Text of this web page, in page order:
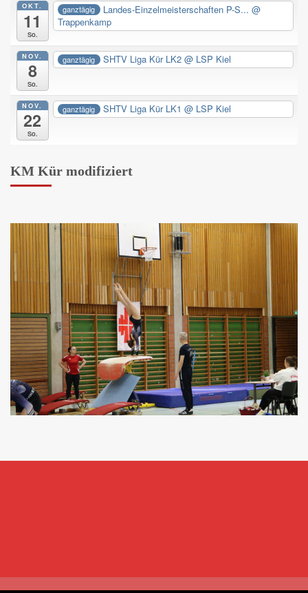
OKT.
11
So.
ganztägig Landes-Einzelmeisterschaften P-S...@
Trappenkamp
NOV.
8
So.
ganztägig SHTV Liga Kür LK2@ LSP Kiel
NOV.
22
So.
ganztägig SHTV Liga Kür LK1@ LSP Kiel
KM Kür modifiziert